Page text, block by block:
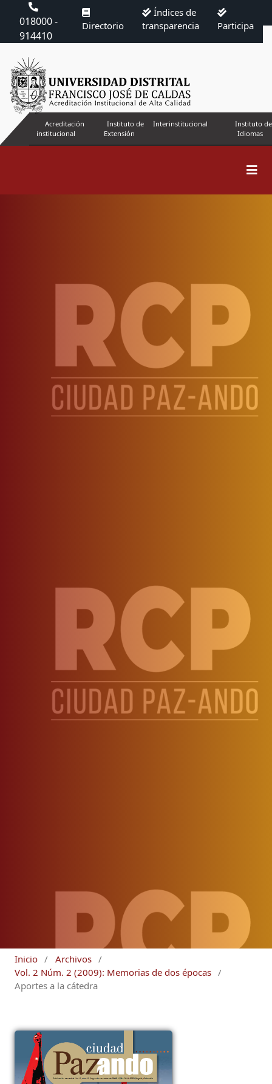
018000 -
914410
Directorio
Índices de
transparencia
Participa
Acreditación
institucional
Instituto de
Extensión
Interinstitucional
Instituto de
Idiomas
Inicio / Archivos /
Vol. 2 Núm. 2 (2009): Memorias de dos épocas /
Aportes a la cátedra